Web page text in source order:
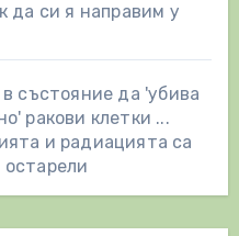
да си я направим у
в състояние да 'убива
ракови клетки ...
и радиацията са